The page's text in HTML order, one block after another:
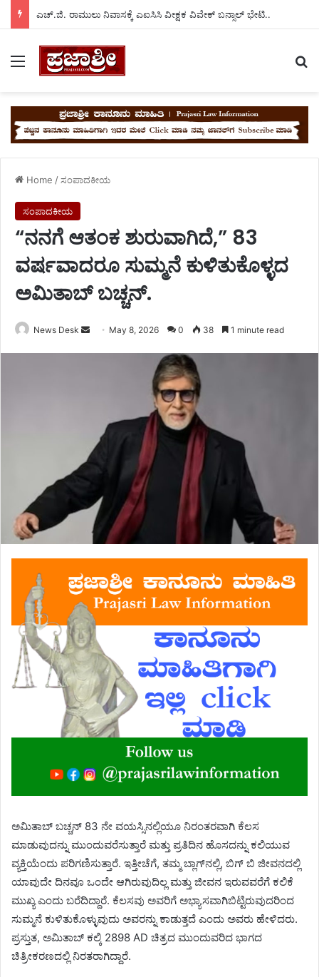
ಎಚ್.ಜಿ. ರಾಮುಲು ನಿವಾಸಕ್ಕೆ ಎಐಸಿಸಿ ವೀಕ್ಷಕ ವಿವೇಕ್ ಬನ್ಸಾಲ್ ಭೇಟಿ..
Menu
Home /ಸಂಪಾದಕೀಯ
ಸಂಪಾದಕೀಯ
“ನನಗೆ ಆತಂಕ ಶುರುವಾಗಿದೆ,” 83
ವರ್ಷವಾದರೂ ಸುಮ್ಮನೆ ಕುಳಿತುಕೊಳ್ಳದ
ಅಮಿತಾಬ್ ಬಚ್ಚನ್.
News Desk
Send May 8, 2026 0 38 1 minute read
ಅಮಿತಾಬ್ ಬಚ್ಚನ್ 83 ನೇ ವಯಸ್ಸಿನಲ್ಲಿಯೂ ನಿರಂತರವಾಗಿ ಕೆಲಸ
ಮಾಡುವುದನ್ನು ಮುಂದುವರೆಸುತ್ತಾರೆ ಮತ್ತು ಪ್ರತಿದಿನ ಹೊಸದನ್ನು ಕಲಿಯುವ
ವ್ಯಕ್ತಿಯೆಂದು ಪರಿಗಣಿಸುತ್ತಾರೆ. ಇತ್ತೀಚೆಗೆ, ತಮ್ಮ ಬ್ಲಾಗ್‌ನಲ್ಲಿ, ಬಿಗ್ ಬಿ ಜೀವನದಲ್ಲಿ
ಯಾವುದೇ ದಿನವೂ ಒಂದೇ ಆಗಿರುವುದಿಲ್ಲ ಮತ್ತು ಜೀವನ ಇರುವವರೆಗೆ ಕಲಿಕೆ
ಮುಖ್ಯ ಎಂದು ಬರೆದಿದ್ದಾರೆ. ಕೆಲಸವು ಅವರಿಗೆ ಅಭ್ಯಾಸವಾಗಿಬಿಟ್ಟಿರುವುದರಿಂದ
ಸುಮ್ಮನೆ ಕುಳಿತುಕೊಳ್ಳುವುದು ಅವರನ್ನು ಕಾಡುತ್ತದೆ ಎಂದು ಅವರು ಹೇಳಿದರು.
ಪ್ರಸ್ತುತ, ಅಮಿತಾಬ್ ಕಲ್ಕಿ 2898 AD ಚಿತ್ರದ ಮುಂದುವರಿದ ಭಾಗದ
ಚಿತ್ರೀಕರಣದಲ್ಲಿ ನಿರತರಾಗಿದ್ದಾರೆ.